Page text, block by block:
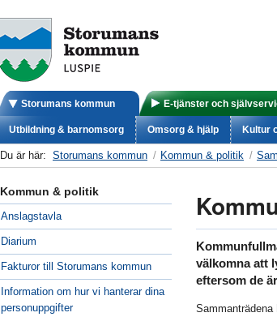
Storumans kommun E-tjänster och
Utbildning & barnomsorg Omsorg & hjälp Kultur
Du är här: Storumans kommun Kommun & politik
Kommun & politik
Anslagstavla
Diarium
Fakturor till Storumans kommun
Information om hur vi hanterar dina
personuppgifter
välkomna att
eftersom de